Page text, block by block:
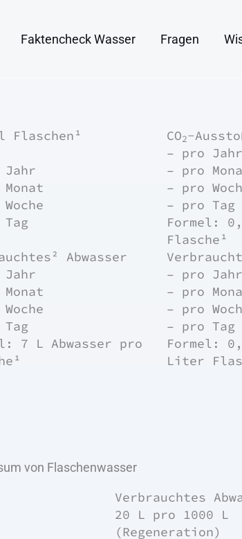
Faktencheck Wasser Fragen
Flaschen¹
Jahr
CO2-
– pro Jahr
– pro
– pro
– pro Tag
Formel:
Flasche¹
Abwasser
Jahr
7 L Abwasser pro
– pro Jahr
– pro
– pro
– pro Tag
Formel:
Liter
von Flaschenwasser
Verbrauchtes
20 L pro 1000 L
(Regeneration)